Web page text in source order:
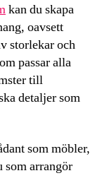
kan du skapa
oavsett
storlekar och
passar alla
till
detaljer som
som möbler,
som arrangör